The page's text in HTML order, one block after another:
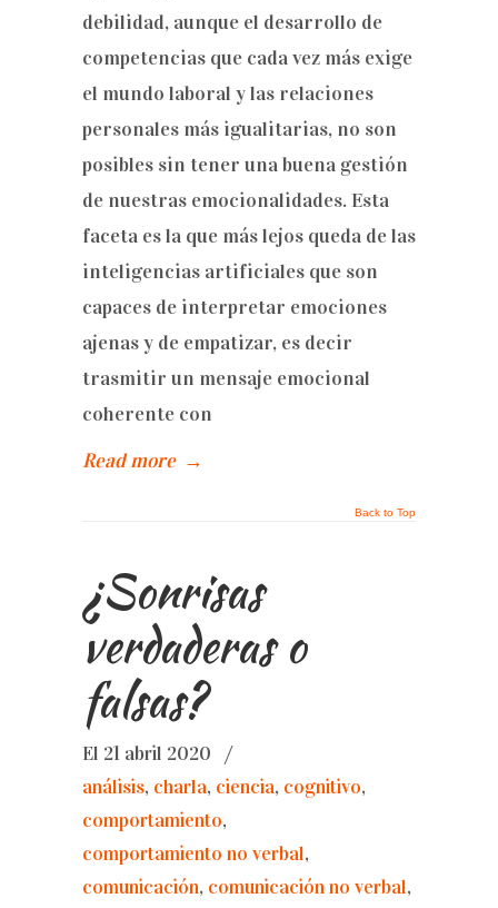
debilidad, aunque el desarrollo de
competencias que cada vez más exige
el mundo laboral y las relaciones
personales más igualitarias, no son
posibles sin tener una buena gestión
de nuestras emocionalidades. Esta
faceta es la que más lejos queda de las
inteligencias artificiales que son
capaces de interpretar emociones
ajenas y de empatizar, es decir
trasmitir un mensaje emocional
coherente con
Read more →
Back to Top
¿Sonrisas
verdaderas o
falsas?
El 21 abril 2020
/
análisis, charla, ciencia, cognitivo,
comportamiento,
comportamiento no verbal,
comunicación, comunicación no verbal,